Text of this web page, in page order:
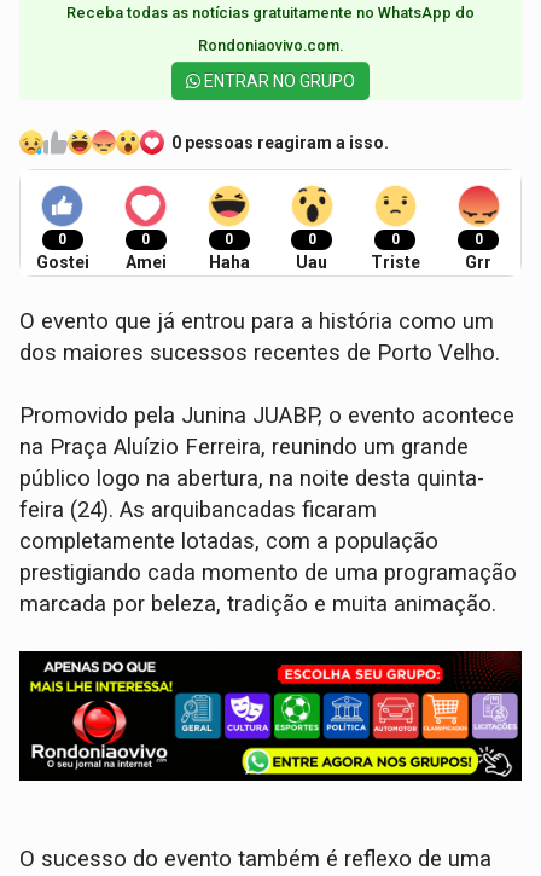
Receba todas as notícias gratuitamente no WhatsApp do
Rondoniaovivo.com.​
ENTRAR NO GRUPO
0 pessoas reagiram a isso.
0
Gostei
0
Amei
0
Haha
0
Uau
0
Triste
0
Grr
O evento que já entrou para a história como um
dos maiores sucessos recentes de Porto Velho.
Promovido pela Junina JUABP, o evento acontece
na Praça Aluízio Ferreira, reunindo um grande
público logo na abertura, na noite desta quinta-
feira (24). As arquibancadas ficaram
completamente lotadas, com a população
prestigiando cada momento de uma programação
marcada por beleza, tradição e muita animação.
O sucesso do evento também é reflexo de uma